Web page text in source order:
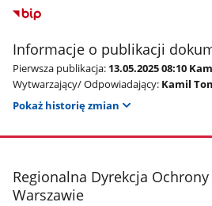
Informacje o publikacji
Pierwsza publikacja: 13.05.2025 08:10
Wytwarzający/ Odpowiadający: Kamil
Pokaż historię zmian
stopka
Regionalna Dyrekcja
Warszawie